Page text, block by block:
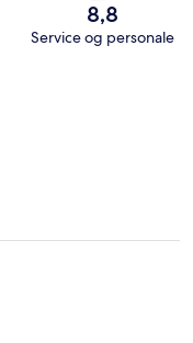
8,8
Service og personale